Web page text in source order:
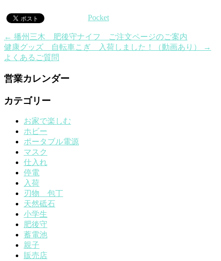
Pocket
← 播州三木 肥後守ナイフ ご注文ページのご案内
健康グッズ 自転車こぎ 入荷しました！（動画あり）
→
よくあるご質問
営業カレンダー
カテゴリー
お家で楽しむ
ホビー
ポータブル電源
マスク
仕入れ
停電
入荷
刃物 包丁
天然砥石
小学生
肥後守
蓄電池
親子
販売店